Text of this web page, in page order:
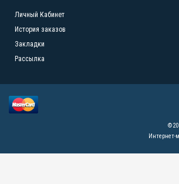
Личный Кабинет
История заказов
Закладки
Рассылка
©
Интернет-